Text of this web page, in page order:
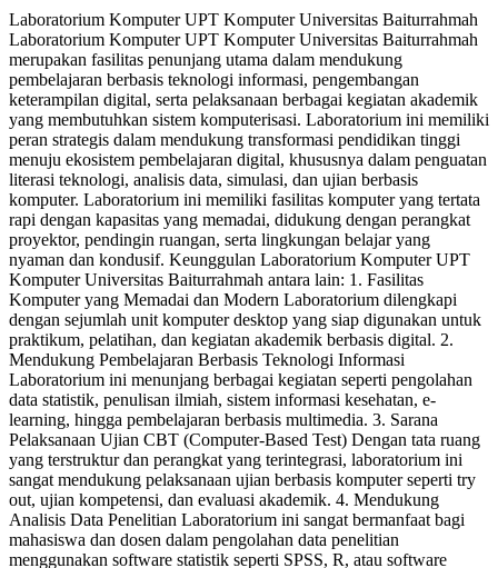
Laboratorium Komputer UPT Komputer Universitas Baiturrahmah
Laboratorium Komputer UPT Komputer Universitas Baiturrahmah
merupakan fasilitas penunjang utama dalam mendukung
pembelajaran berbasis teknologi informasi, pengembangan
keterampilan digital, serta pelaksanaan berbagai kegiatan akademik
yang membutuhkan sistem komputerisasi. Laboratorium ini memiliki
peran strategis dalam mendukung transformasi pendidikan tinggi
menuju ekosistem pembelajaran digital, khususnya dalam penguatan
literasi teknologi, analisis data, simulasi, dan ujian berbasis
komputer. Laboratorium ini memiliki fasilitas komputer yang tertata
rapi dengan kapasitas yang memadai, didukung dengan perangkat
proyektor, pendingin ruangan, serta lingkungan belajar yang
nyaman dan kondusif. Keunggulan Laboratorium Komputer UPT
Komputer Universitas Baiturrahmah antara lain: 1. Fasilitas
Komputer yang Memadai dan Modern Laboratorium dilengkapi
dengan sejumlah unit komputer desktop yang siap digunakan untuk
praktikum, pelatihan, dan kegiatan akademik berbasis digital. 2.
Mendukung Pembelajaran Berbasis Teknologi Informasi
Laboratorium ini menunjang berbagai kegiatan seperti pengolahan
data statistik, penulisan ilmiah, sistem informasi kesehatan, e-
learning, hingga pembelajaran berbasis multimedia. 3. Sarana
Pelaksanaan Ujian CBT (Computer-Based Test) Dengan tata ruang
yang terstruktur dan perangkat yang terintegrasi, laboratorium ini
sangat mendukung pelaksanaan ujian berbasis komputer seperti try
out, ujian kompetensi, dan evaluasi akademik. 4. Mendukung
Analisis Data Penelitian Laboratorium ini sangat bermanfaat bagi
mahasiswa dan dosen dalam pengolahan data penelitian
menggunakan software statistik seperti SPSS, R, atau software